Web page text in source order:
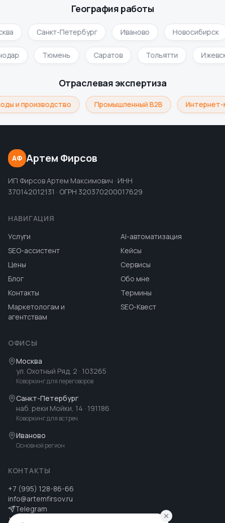
География работы
Санкт-Петербург Иваново Новосибирск
Тюмень Саратов Тольятти
Отраслевая экспертиза
и производство Промышленный B2B Интернет-
АФ Артем Фирсов
ИП Фирсов Артем Максимович · ИНН
370142012131 · ОГРН 320370200017629
НАВИГАЦИЯ
Услуги
AI-автоматизация
SEO-ассистент
Кейсы
Цены
Сервисы
Блог
Обо мне
Контакты
Термины
Маркетологам и
агентствам
SEO-Квест
ОФИСЫ
Москва
ул. Охотный Ряд, 2 · 103265
Коворкинг для переговоров
Санкт-Петербург
наб. реки Мойки, 14 · 191186
Коворкинг для встреч
Иваново
Основной регион
КОНТАКТЫ
+7 (995) 128-86-66
info@artemfirsov.ru
Telegram